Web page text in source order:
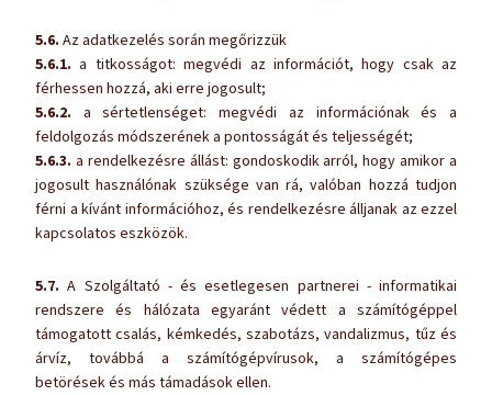
5.6. Az adatkezelés során megőrizzük
5.6.1. a titkosságot: megvédi az információt, hogy csak az
férhessen hozzá, aki erre jogosult;
5.6.2. a sértetlenséget: megvédi az információnak és a
feldolgozás módszerének a pontosságát és teljességét;
5.6.3. a rendelkezésre állást: gondoskodik arról, hogy amikor a
jogosult használónak szüksége van rá, valóban hozzá tudjon
férni a kívánt információhoz, és rendelkezésre álljanak az ezzel
kapcsolatos eszközök.
5.7. A Szolgáltató - és esetlegesen partnerei - informatikai
rendszere és hálózata egyaránt védett a számítógéppel
támogatott csalás, kémkedés, szabotázs, vandalizmus, tűz és
árvíz, továbbá a számítógépvírusok, a számítógépes
betörések és más támadások ellen.